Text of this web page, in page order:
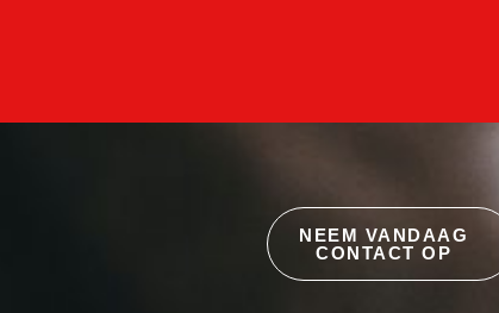
NEEM VANDAAG
CONTACT OP